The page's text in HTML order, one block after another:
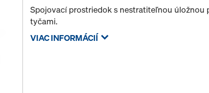
Spojovací prostriedok s nestratiteľnou
tyčami.
VIAC INFORMÁCIÍ